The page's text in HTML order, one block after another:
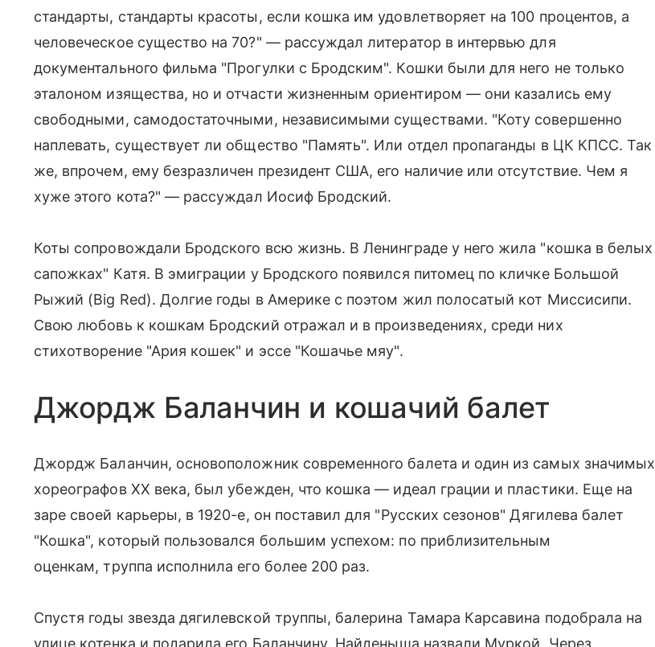
стандарты, стандарты красоты, если кошка им удовлетворяет на 100 процентов, а
человеческое существо на 70?" — рассуждал литератор в интервью для
документального фильма "Прогулки с Бродским". Кошки были для него не только
эталоном изящества, но и отчасти жизненным ориентиром — они казались ему
свободными, самодостаточными, независимыми существами. "Коту совершенно
наплевать, существует ли общество "Память". Или отдел пропаганды в ЦК КПСС. Так
же, впрочем, ему безразличен президент США, его наличие или отсутствие. Чем я
хуже этого кота?" — рассуждал Иосиф Бродский.
Коты сопровождали Бродского всю жизнь. В Ленинграде у него жила "кошка в белых
сапожках" Катя. В эмиграции у Бродского появился питомец по кличке Большой
Рыжий (Big Red). Долгие годы в Америке с поэтом жил полосатый кот Миссисипи.
Свою любовь к кошкам Бродский отражал и в произведениях, среди них
стихотворение "Ария кошек" и эссе "Кошачье мяу".
Джордж Баланчин и кошачий балет
Джордж Баланчин, основоположник современного балета и один из самых значимых
хореографов XX века, был убежден, что кошка — идеал грации и пластики. Еще на
заре своей карьеры, в 1920-е, он поставил для "Русских сезонов" Дягилева балет
"Кошка", который пользовался большим успехом: по приблизительным
оценкам, труппа исполнила его более 200 раз.
Спустя годы звезда дягилевской труппы, балерина Тамара Карсавина подобрала на
улице котенка и подарила его Баланчину. Найденыша назвали Муркой. Через